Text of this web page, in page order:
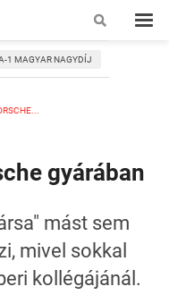
1 MAGYAR NAGYDÍJ
gyárában
mást sem
mivel sokkal
kollégájánál.